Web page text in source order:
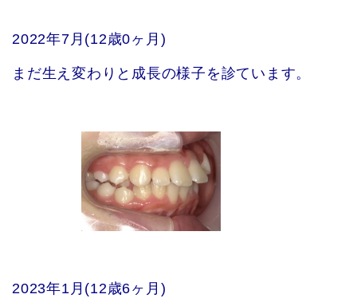
2022年7月(12歳0ヶ月)
まだ生え変わりと成長の様子を診ています。
2023年1月(12歳6ヶ月)